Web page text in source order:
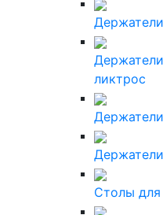
ликтрос
Столы